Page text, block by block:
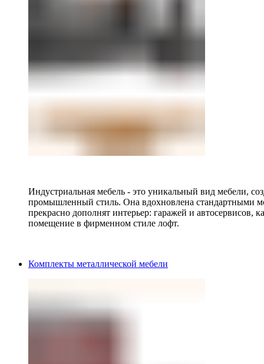
Индустриальная мебель - это уникальный вид мебели,
промышленный стиль. Она вдохновлена стандартными
прекрасно дополнят интерьер: гаражей и автосервисов,
помещение в фирменном стиле лофт.
Комплекты металлической мебели